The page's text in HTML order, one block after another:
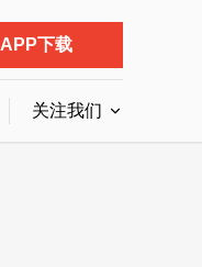
APP下载
关注我们